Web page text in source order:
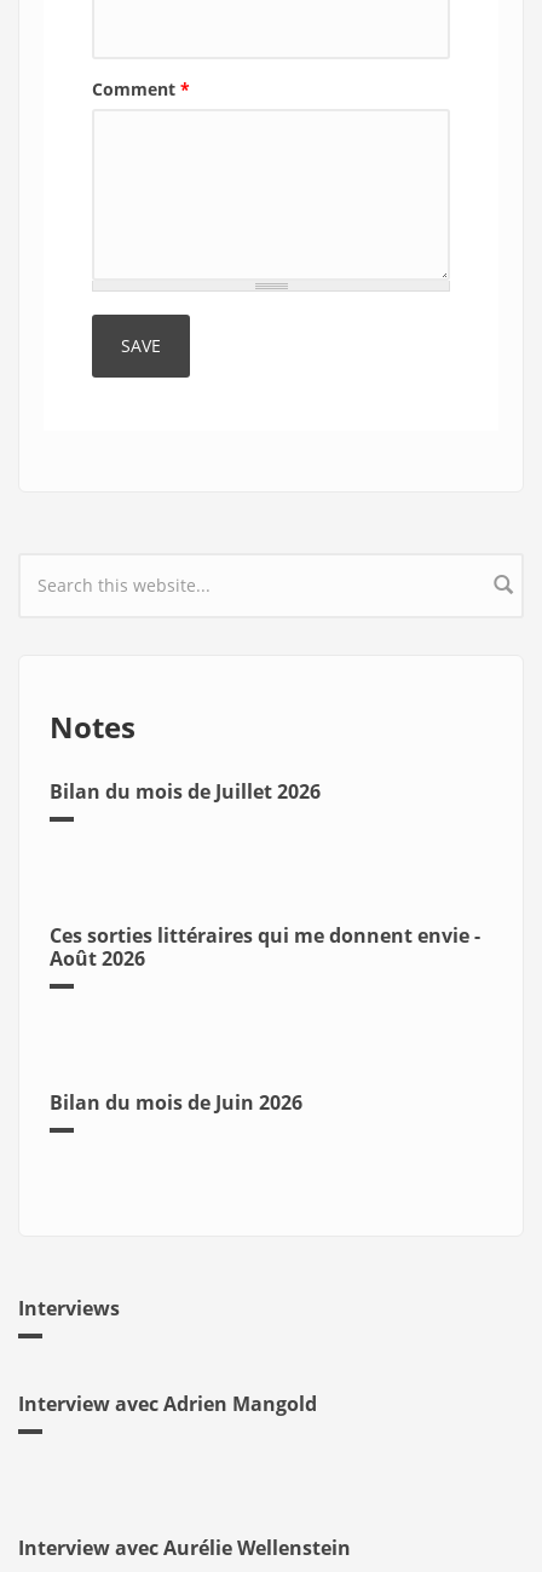
Comment *
Search form
Notes
Bilan du mois de Juillet 2026
Ces sorties littéraires qui me donnent envie -
Août 2026
Bilan du mois de Juin 2026
Interviews
Interview avec Adrien Mangold
Interview avec Aurélie Wellenstein